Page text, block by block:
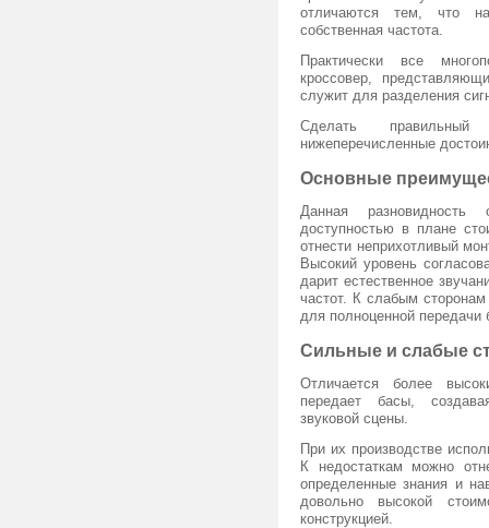
отличаются тем, что
собственная частота.
Практически все
кроссовер,
служит для разделения
Сделать
нижеперечисленные
Основные
Данная разновидность
доступностью в плане
отнести неприхотливый
Высокий уровень
дарит естественное
частот. К слабым
для полноценной передачи
Сильные и слабые
Отличается более
передает басы,
звуковой сцены.
При их производстве
К недостаткам можно
определенные знания и
довольно высокой
конструкцией.